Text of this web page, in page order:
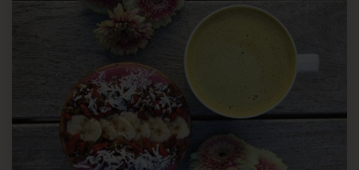
גוג’י בריס הם תותי בר סיניים, שעלו לארצה אחרי שהוכח
שהם ממש מזון על. הקיסר הסיני היה נוהג לאכול אותם
מדי יום ביומו, והם מכונים מעיין הנעורים, על שם
סגולותיהם המרגשות. לקראת הקיץ, הגוג’י בריס נותנים
לנו גם טוויסט מעניין לכל שייק שהוא, וגם מספקים לנו
הגנה מהשמש בצורה פנימית, […]